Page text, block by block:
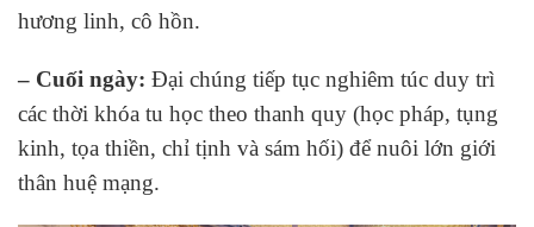
hương linh, cô hồn.
– Cuối ngày: Đại chúng tiếp tục nghiêm túc duy trì
các thời khóa tu học theo thanh quy (học pháp, tụng
kinh, tọa thiền, chỉ tịnh và sám hối) để nuôi lớn giới
thân huệ mạng.